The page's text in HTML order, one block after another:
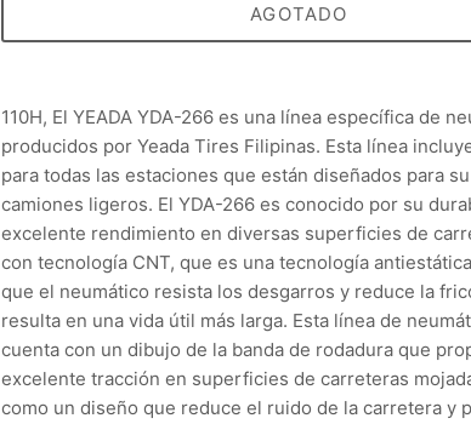
AGOTADO
110H, El YEADA YDA-266 es una línea específica de
producidos por Yeada Tires Filipinas. Esta línea
para todas las estaciones que están diseñados para
camiones ligeros. El YDA-266 es conocido por su
excelente rendimiento en diversas superficies de
con tecnología CNT, que es una tecnología
que el neumático resista los desgarros y reduce la
resulta en una vida útil más larga. Esta línea de
cuenta con un dibujo de la banda de rodadura que
excelente tracción en superficies de carreteras
como un diseño que reduce el ruido de la carretera y